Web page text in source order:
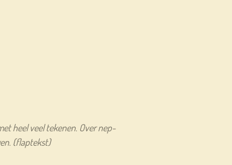
heel veel tekenen. Over nep-
(flaptekst)